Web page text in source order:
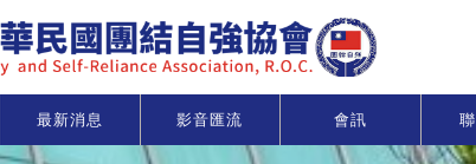
最新消息 影音匯流 會訊